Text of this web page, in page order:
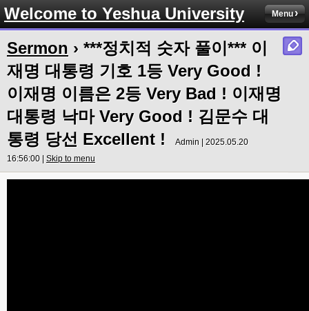
Welcome to Yeshua University Menu
Sermon › ***정치적 숫자 풀이*** 이
재명 대통령 기호 1등 Very Good !
이재명 이름은 2등 Very Bad ! 이재명
대통령 낙마 Very Good ! 김문수 대
통령 당선 Excellent !
Admin | 2025.05.20
16:56:00 | Skip to menu